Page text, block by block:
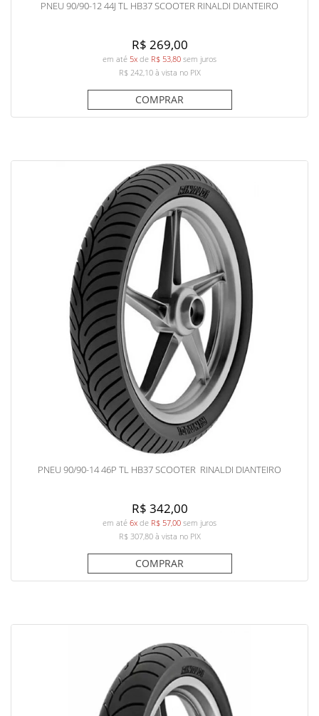
PNEU 90/90-12 44J TL HB37 SCOOTER RINALDI DIANTEIRO
R$ 269,00
em até 5x de R$ 53,80 sem juros
R$ 242,10à vista no PIX
COMPRAR
PNEU 90/90-14 46P TL HB37 SCOOTER RINALDI DIANTEIRO
R$ 342,00
em até 6x de R$ 57,00 sem juros
R$ 307,80à vista no PIX
COMPRAR